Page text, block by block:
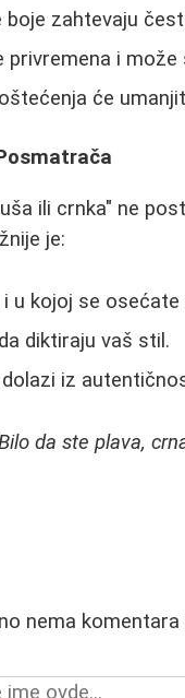
zahtevaju
i može
će
ili crnka" ne
je:
u kojoj se osećate
diktiraju vaš stil.
iz
da ste plava,
nema komentara